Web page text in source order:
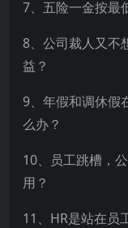
7、五险一金按最
8、公司裁人又不
益？
9、年假和调休假
么办？
10、员工跳槽，
用？
11、HR是站在员